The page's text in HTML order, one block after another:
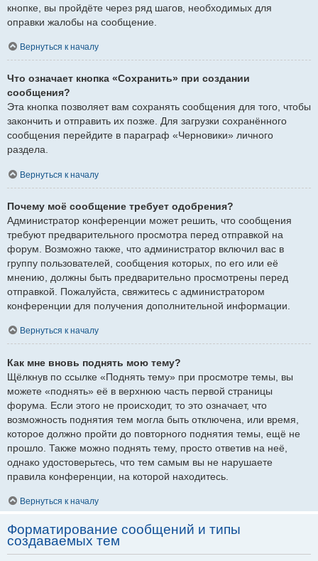
кнопке, вы пройдёте через ряд шагов, необходимых для
оправки жалобы на сообщение.
Вернуться к началу
Что означает кнопка «Сохранить» при создании
сообщения?
Эта кнопка позволяет вам сохранять сообщения для того, чтобы
закончить и отправить их позже. Для загрузки сохранённого
сообщения перейдите в параграф «Черновики» личного
раздела.
Вернуться к началу
Почему моё сообщение требует одобрения?
Администратор конференции может решить, что сообщения
требуют предварительного просмотра перед отправкой на
форум. Возможно также, что администратор включил вас в
группу пользователей, сообщения которых, по его или её
мнению, должны быть предварительно просмотрены перед
отправкой. Пожалуйста, свяжитесь с администратором
конференции для получения дополнительной информации.
Вернуться к началу
Как мне вновь поднять мою тему?
Щёлкнув по ссылке «Поднять тему» при просмотре темы, вы
можете «поднять» её в верхнюю часть первой страницы
форума. Если этого не происходит, то это означает, что
возможность поднятия тем могла быть отключена, или время,
которое должно пройти до повторного поднятия темы, ещё не
прошло. Также можно поднять тему, просто ответив на неё,
однако удостоверьтесь, что тем самым вы не нарушаете
правила конференции, на которой находитесь.
Вернуться к началу
Форматирование сообщений и типы
создаваемых тем